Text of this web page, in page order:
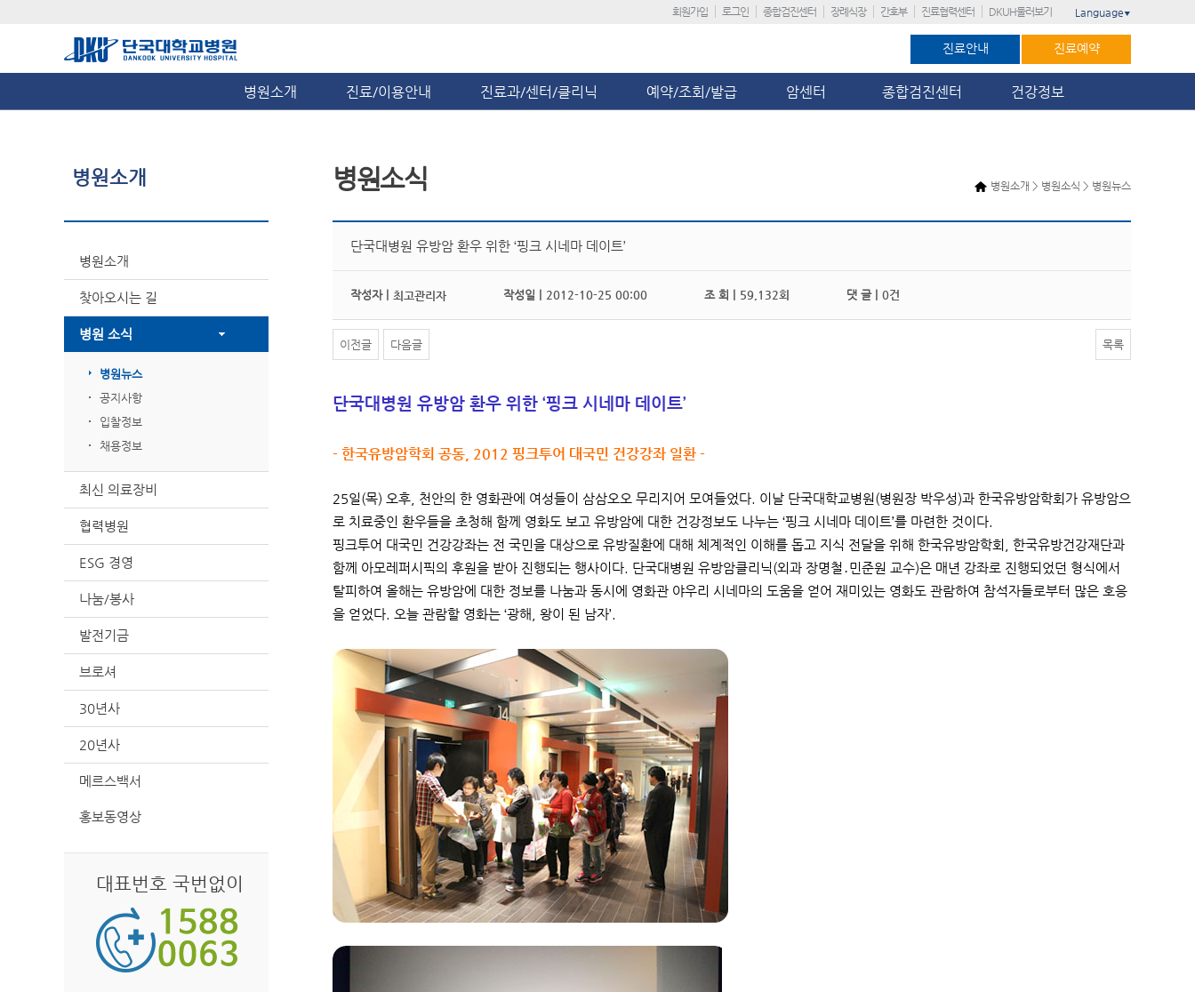
회원가입 로그인 종합검진센터 장례식장 간호부 진료협력센터 DKUH둘러보기 Language ▼
진료안내 진료예약
병원소개 진료/이용안내 진료과/센터/클리닉 예약/조회/발급 암센터 종합검진센터 건강정보
병원소개
병원소개
찾아오시는 길
병원 소식
병원뉴스
공지사항
입찰정보
채용정보
최신 의료장비
협력병원
ESG 경영
나눔/봉사
발전기금
브로셔
30년사
20년사
메르스백서
홍보동영상
대표번호 국번없이
병원소개 > 병원소식 > 병원뉴스
병원소식
단국대병원 유방암 환우 위한 ‘핑크 시네마 데이트’
작성자 | 최고관리자 작성일 | 2012-10-25 00:00 조 회 | 59,132회 댓 글 | 0건
이전글 다음글 목록
단국대병원 유방암 환우 위한 ‘핑크 시네마 데이트’
- 한국유방암학회 공동, 2012 핑크투어 대국민 건강강좌 일환 -
25일(목) 오후, 천안의 한 영화관에 여성들이 삼삼오오 무리지어 모여들었다. 이날 단국대학교병원(병원장 박우성)과 한국유방암학회가 유방암으
로 치료중인 환우들을 초청해 함께 영화도 보고 유방암에 대한 건강정보도 나누는 ‘핑크 시네마 데이트’를 마련한 것이다.
핑크투어 대국민 건강강좌는 전 국민을 대상으로 유방질환에 대해 체계적인 이해를 돕고 지식 전달을 위해 한국유방암학회, 한국유방건강재단과
함께 아모레퍼시픽의 후원을 받아 진행되는 행사이다. 단국대병원 유방암클리닉(외과 장명철․민준원 교수)은 매년 강좌로 진행되었던 형식에서
탈피하여 올해는 유방암에 대한 정보를 나눔과 동시에 영화관 야우리 시네마의 도움을 얻어 재미있는 영화도 관람하여 참석자들로부터 많은 호응
을 얻었다. 오늘 관람할 영화는 ‘광해, 왕이 된 남자’.